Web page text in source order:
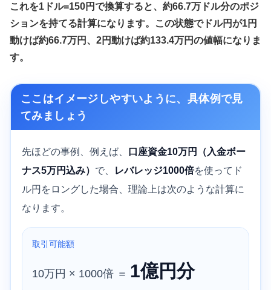
これを1ドル=150円で換算すると、約66.7万ドル分のポジ
ションを持てる計算になります。この状態でドル円が1円
動けば約66.7万円、2円動けば約133.4万円の値幅になりま
す。
ここはイメージしやすいように、具体例で見
てみましょう
先ほどの事例、例えば、
口座資金10万円（入金ボー
ナス5万円込み） で、 レバレッジ1000倍を使ってド
ル円をロングした場合、理論上は次のような計算に
なります。
取引可能額
10万円 × 1000倍 ＝ 1億円分